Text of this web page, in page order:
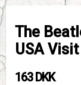
The
USA
163 DKK